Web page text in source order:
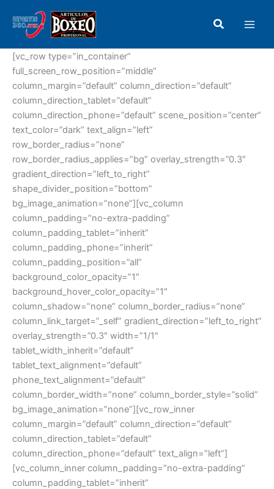
contenido
Buscar
[vc_row type=”in_container”
full_screen_row_position=”middle”
column_margin=”default” column_direction=”default”
column_direction_tablet=”default”
column_direction_phone=”default” scene_position=”center”
text_color=”dark” text_align=”left”
row_border_radius=”none”
row_border_radius_applies=”bg” overlay_strength=”0.3″
gradient_direction=”left_to_right”
shape_divider_position=”bottom”
bg_image_animation=”none”][vc_column
column_padding=”no-extra-padding”
column_padding_tablet=”inherit”
column_padding_phone=”inherit”
column_padding_position=”all”
background_color_opacity=”1″
background_hover_color_opacity=”1″
column_shadow=”none” column_border_radius=”none”
column_link_target=”_self” gradient_direction=”left_to_right”
overlay_strength=”0.3″ width=”1/1″
tablet_width_inherit=”default”
tablet_text_alignment=”default”
phone_text_alignment=”default”
column_border_width=”none” column_border_style=”solid”
bg_image_animation=”none”][vc_row_inner
column_margin=”default” column_direction=”default”
column_direction_tablet=”default”
column_direction_phone=”default” text_align=”left”]
[vc_column_inner column_padding=”no-extra-padding”
column_padding_tablet=”inherit”